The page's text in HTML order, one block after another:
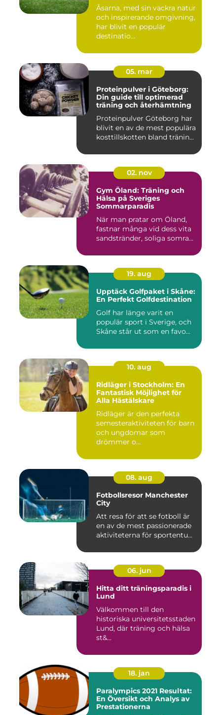
Åsarna, med sin vackra natur
och inspirerande omgivning,
har blivit en populär
destinatio...
05. mar
Proteinpulver i Göteborg:
Din guide till optimerad
träning och återhämtning
Proteinpulver Göteborg har
blivit en av de mest populära
kosttillskotten bland tränin...
02. nov
Gym Öland: Träning och
Hälsa på Sveriges
Sommarparadis
När man pratar om Öland,
fastnar många vid dess vita
sandstränder, soliga somra...
19. aug
Upptäck Golfpaket i Skåne:
En Perfekt Golfdestination
Golf har länge varit en
populär sport i Sverige, och
Skåne står ut som en favo...
10. aug
Ridläger i Stockholm: En
Fantastisk Möjlighet för
Alla Hästälskare
Ridläger är den perfekta
semesteraktiviteten för barn
och ungdomar som
drömmer o...
08. aug
Fotbollsresor Manchester
City
Att resa för att se fotboll är
en av de mest passionerade
aktiviteterna för sportentu...
06. jun
Hitta ditt träningsparadis i
Lund
Välkommen till den
historiska universitetsstaden
Lund, där träning och hälsa
st&...
18. jan
Paralympics 2021 Resultat:
En Översikt och Analys av
Prestationerna